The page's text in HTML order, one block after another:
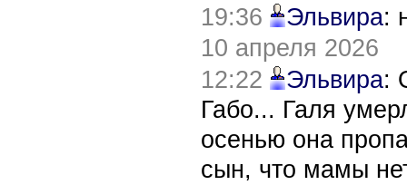
19:36
Эльвира:
10 апреля 2026
12:22
Эльвира:
Габо... Галя
осенью она
сын, что мамы